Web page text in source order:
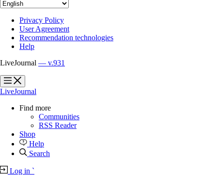
Privacy Policy
User Agreement
Recommendation technologies
Help
LiveJournal — v.931
?
?
LiveJournal
Find more
Communities
RSS Reader
Shop
Help
Search
Log in `